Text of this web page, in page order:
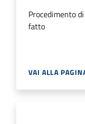
Procedimento
fatto
VAI ALLA